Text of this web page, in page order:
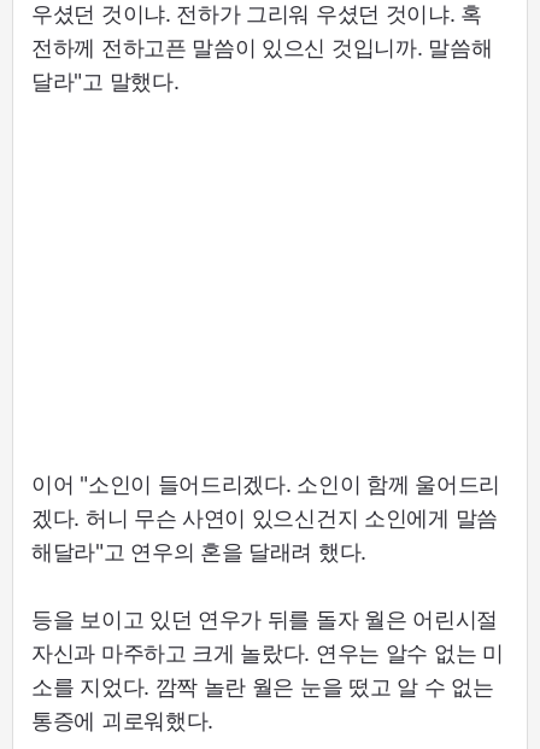
우셨던 것이냐. 전하가 그리워 우셨던 것이냐. 혹
전하께 전하고픈 말씀이 있으신 것입니까. 말씀해
달라"고 말했다.
이어 "소인이 들어드리겠다. 소인이 함께 울어드리
겠다. 허니 무슨 사연이 있으신건지 소인에게 말씀
해달라"고 연우의 혼을 달래려 했다.
등을 보이고 있던 연우가 뒤를 돌자 월은 어린시절
자신과 마주하고 크게 놀랐다. 연우는 알수 없는 미
소를 지었다. 깜짝 놀란 월은 눈을 떴고 알 수 없는
통증에 괴로워했다.